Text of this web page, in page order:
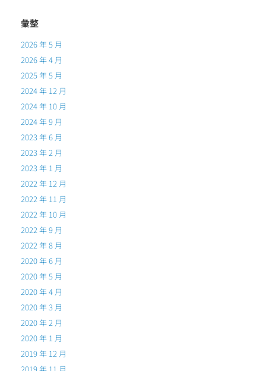
彙整
2026 年 5 月
2026 年 4 月
2025 年 5 月
2024 年 12 月
2024 年 10 月
2024 年 9 月
2023 年 6 月
2023 年 2 月
2023 年 1 月
2022 年 12 月
2022 年 11 月
2022 年 10 月
2022 年 9 月
2022 年 8 月
2020 年 6 月
2020 年 5 月
2020 年 4 月
2020 年 3 月
2020 年 2 月
2020 年 1 月
2019 年 12 月
2019 年 11 月